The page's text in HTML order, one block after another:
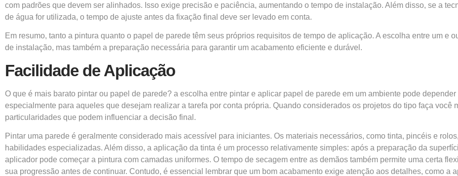
com padrões que devem ser alinhados. Isso exige precisão e paciência, aumentando o tempo de instalação. Além disso, se a
de água for utilizada, o tempo de ajuste antes da fixação final deve ser levado em conta.
Em resumo, tanto a pintura quanto o papel de parede têm seus próprios requisitos de tempo de aplicação. A escolha entre um e
de instalação, mas também a preparação necessária para garantir um acabamento eficiente e durável.
Facilidade de Aplicação
O que é mais barato pintar ou papel de parede? a escolha entre pintar e aplicar papel de parede em um ambiente pode
especialmente para aqueles que desejam realizar a tarefa por conta própria. Quando considerados os projetos do tipo faça você
particularidades que podem influenciar a decisão final.
Pintar uma parede é geralmente considerado mais acessível para iniciantes. Os materiais necessários, como tinta, pincéis e
habilidades especializadas. Além disso, a aplicação da tinta é um processo relativamente simples: após a preparação da
aplicador pode começar a pintura com camadas uniformes. O tempo de secagem entre as demãos também permite uma certa
sua progressão antes de continuar. Contudo, é essencial lembrar que um bom acabamento exige atenção aos detalhes, como a